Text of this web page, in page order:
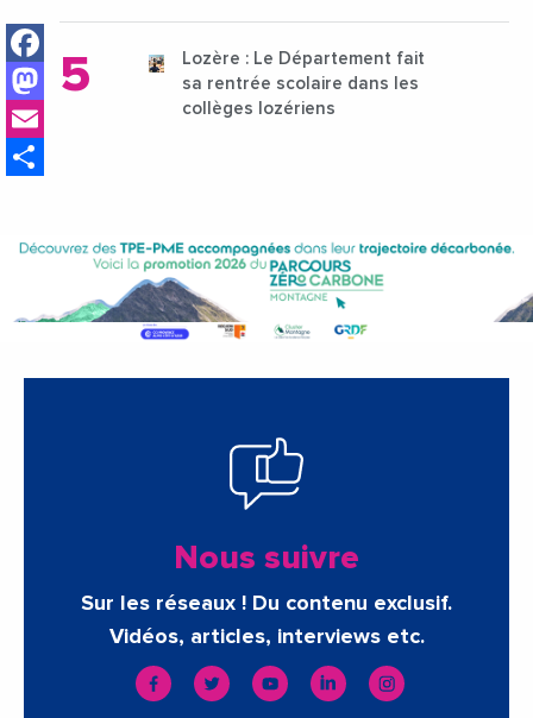
Facebook
Mastodon
Lozère : Le Département fait
sa rentrée scolaire dans les
collèges lozériens
Nous suivre
Sur les réseaux ! Du contenu exclusif.
Vidéos, articles, interviews etc.